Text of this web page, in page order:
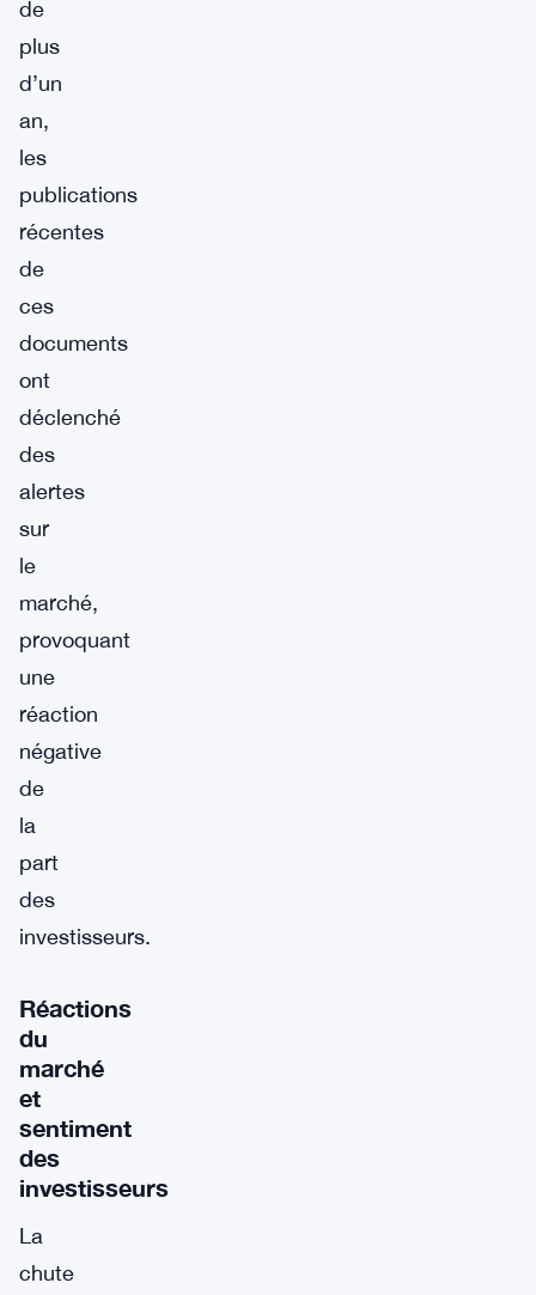
de
plus
d’un
an,
les
publications
récentes
de
ces
documents
ont
déclenché
des
alertes
sur
le
marché,
provoquant
une
réaction
négative
de
la
part
des
investisseurs.
Réactions
du
marché
et
sentiment
des
investisseurs
La
chute